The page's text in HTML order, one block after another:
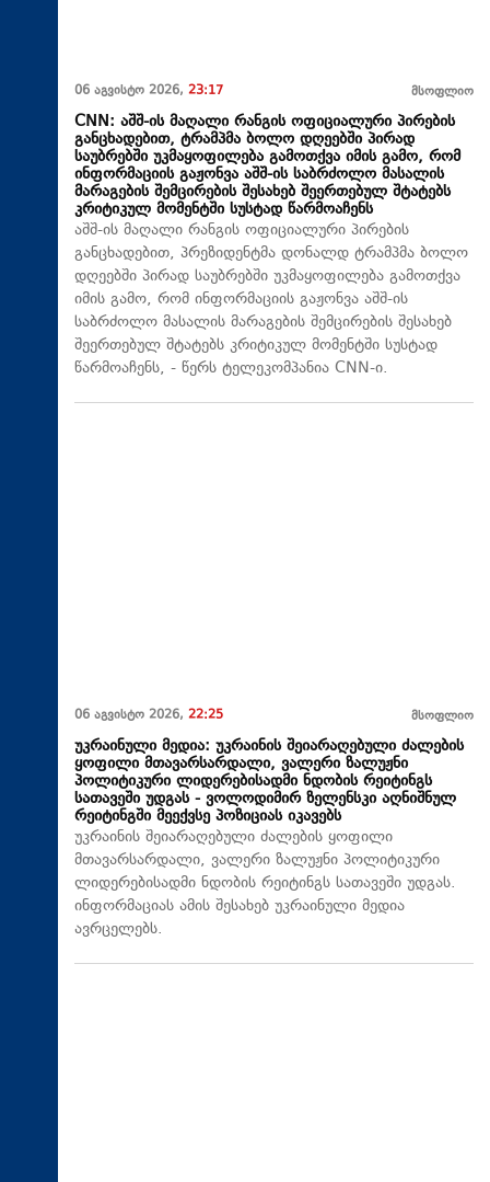
06 აგვისტო 2026, 23:17 მსოფლიო
CNN: აშშ-ის მაღალი რანგის ოფიციალური პირების
განცხადებით, ტრამპმა ბოლო დღეებში პირად
საუბრებში უკმაყოფილება გამოთქვა იმის გამო, რომ
ინფორმაციის გაჟონვა აშშ-ის საბრძოლო მასალის
მარაგების შემცირების შესახებ შეერთებულ შტატებს
კრიტიკულ მომენტში სუსტად წარმოაჩენს
აშშ-ის მაღალი რანგის ოფიციალური პირების
განცხადებით, პრეზიდენტმა დონალდ ტრამპმა ბოლო
დღეებში პირად საუბრებში უკმაყოფილება გამოთქვა
იმის გამო, რომ ინფორმაციის გაჟონვა აშშ-ის
საბრძოლო მასალის მარაგების შემცირების შესახებ
შეერთებულ შტატებს კრიტიკულ მომენტში სუსტად
წარმოაჩენს, - წერს ტელეკომპანია CNN-ი.
06 აგვისტო 2026, 22:25 მსოფლიო
უკრაინული მედია: უკრაინის შეიარაღებული ძალების
ყოფილი მთავარსარდალი, ვალერი ზალუჟნი
პოლიტიკური ლიდერებისადმი ნდობის რეიტინგს
სათავეში უდგას - ვოლოდიმირ ზელენსკი აღნიშნულ
რეიტინგში მეექვსე პოზიციას იკავებს
უკრაინის შეიარაღებული ძალების ყოფილი
მთავარსარდალი, ვალერი ზალუჟნი პოლიტიკური
ლიდერებისადმი ნდობის რეიტინგს სათავეში უდგას.
ინფორმაციას ამის შესახებ უკრაინული მედია
ავრცელებს.